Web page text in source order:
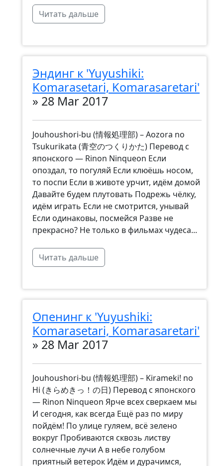
Читать дальше
Эндинг к 'Yuyushiki:
Komarasetari, Komarasaretari'
» 28 Mar 2017
Jouhoushori-bu (情報処理部) – Aozora no
Tsukurikata (青空のつくりかた) Перевод с
японского — Rinon Ninqueon Если
опоздал, то погуляй Если клюёшь носом,
то поспи Если в животе урчит, идём домой
Давайте будем плутовать Подрежь чёлку,
идём играть Если не смотрится, унывай
Если одинаковы, посмейся Разве не
прекрасно? Не только в фильмах чудеса...
Читать дальше
Опенинг к 'Yuyushiki:
Komarasetari, Komarasaretari'
» 28 Mar 2017
Jouhoushori-bu (情報処理部) – Kirameki! no
Hi (きらめきっ！の日) Перевод с японского
— Rinon Ninqueon Ярче всех сверкаем мы
И сегодня, как всегда Ещё раз по миру
пойдём! По улице гуляем, всё зелено
вокруг Пробиваются сквозь листву
солнечные лучи А в небе голубом
приятный ветерок Идём и дурачимся,